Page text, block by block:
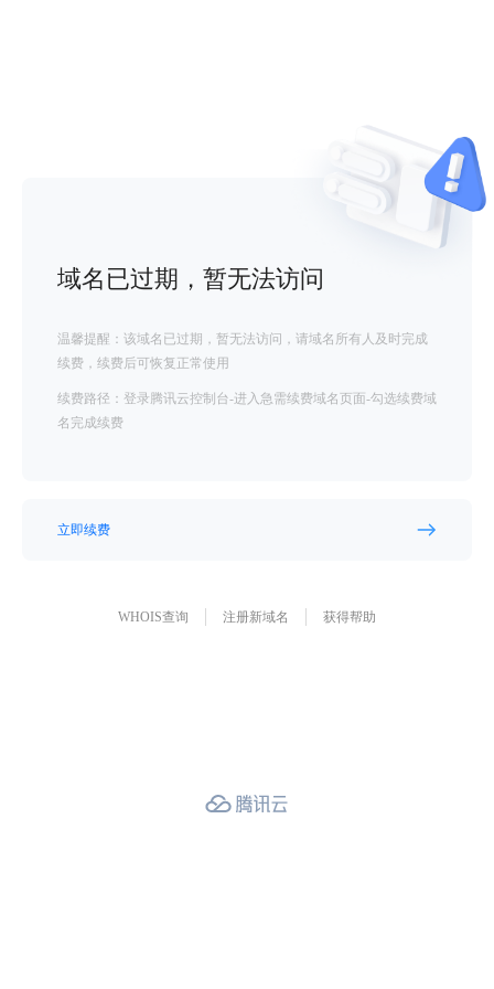
域名已过期，暂无法访问
温馨提醒：该域名已过期，暂无法访问，请域名所有人及时完成
续费，续费后可恢复正常使用
续费路径：登录腾讯云控制台-进入急需续费域名页面-勾选续费域
名完成续费
立即续费
WHOIS查询 注册新域名 获得帮助